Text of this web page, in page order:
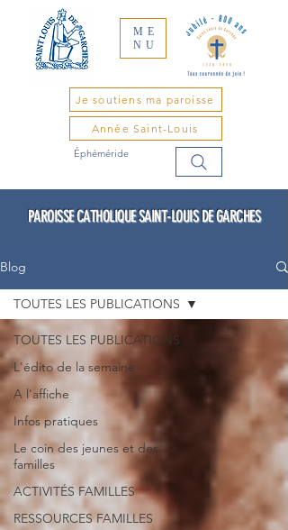
ME
NU
Je soutiens ma paroisse
Année Saint-Louis
Éphéméride
PAROISSE CATHOLIQUE SAINT-LOUIS DE GARCHES
Blog
TOUTES LES PUBLICATIONS
L'édito de la semaine
A l'affiche
Infos pratiques
Le coin des jeunes et des
familles
ACTIVITÉS FAMILLES
RESSOURCES FAMILLES
TOUTES LES PUBLICATIONS